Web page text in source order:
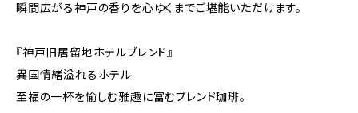
瞬間広がる神戸の香りを心ゆくまでご堪能いただけます。
『神戸旧居留地ホテルブレンド』
異国情緒溢れるホテル
至福の一杯を愉しむ雅趣に富むブレンド珈琲。